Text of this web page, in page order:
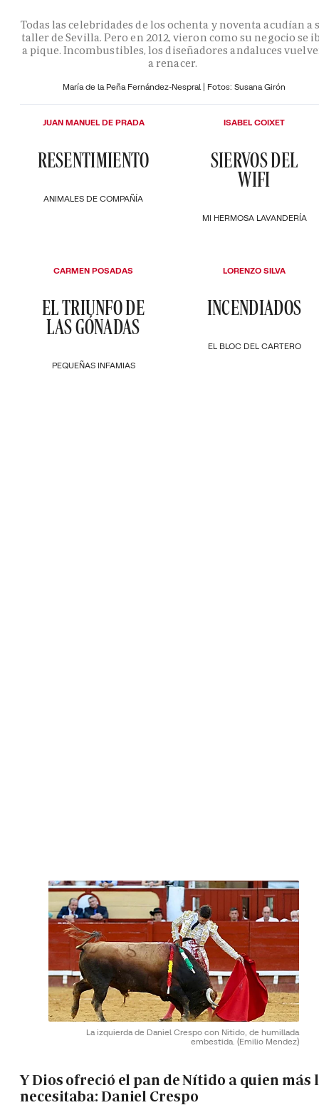
Todas las celebridades de los ochenta y noventa acudían a
taller de Sevilla. Pero en 2012, vieron como su negocio se
a pique. Incombustibles, los diseñadores andaluces
a renacer.
María de la Peña Fernández-Nespral | Fotos: Susana Girón
ANIMALES DE COMPAÑÍA
RESENTIMIENTO
JUAN MANUEL DE PRADA
MI HERMOSA LAVANDERÍA
SIERVOS DEL
WIFI
ISABEL COIXET
PEQUEÑAS INFAMIAS
EL TRIUNFO DE
LAS GÓNADAS
CARMEN POSADAS
EL BLOC DEL CARTERO
INCENDIADOS
LORENZO SILVA
La izquierda de Daniel Crespo con Nitido, de humillada
embestida. (Emilio Mendez)
Y Dios ofreció el pan de Nítido a quien más
necesitaba: Daniel Crespo